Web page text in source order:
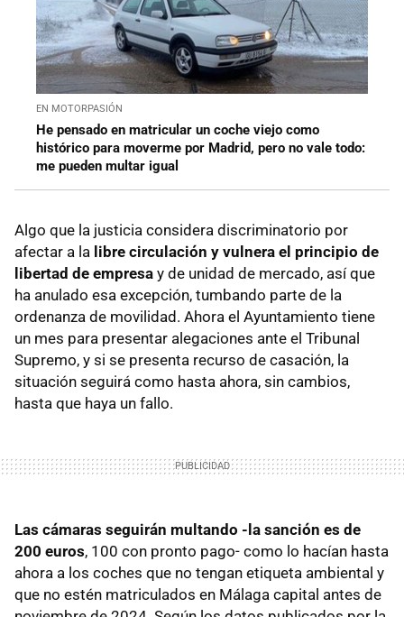
EN MOTORPASIÓN
He pensado en matricular un coche viejo como
histórico para moverme por Madrid, pero no vale todo:
me pueden multar igual
Algo que la justicia considera discriminatorio por
afectar a la libre circulación y vulnera el principio de
libertad de empresa y de unidad de mercado, así que
ha anulado esa excepción, tumbando parte de la
ordenanza de movilidad. Ahora el Ayuntamiento tiene
un mes para presentar alegaciones ante el Tribunal
Supremo, y si se presenta recurso de casación, la
situación seguirá como hasta ahora, sin cambios,
hasta que haya un fallo.
Las cámaras seguirán multando -la sanción es de
200 euros, 100 con pronto pago- como lo hacían hasta
ahora a los coches que no tengan etiqueta ambiental y
que no estén matriculados en Málaga capital antes de